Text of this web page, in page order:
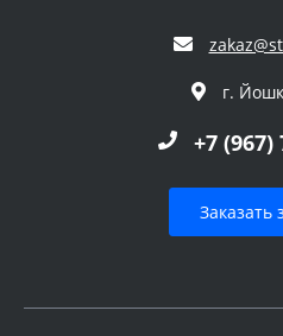
г.
+7 (967)
Заказать